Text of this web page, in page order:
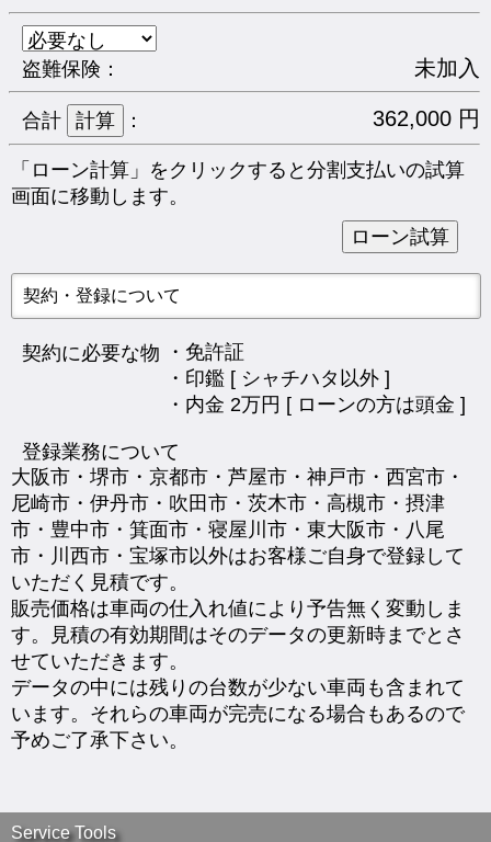
盗難保険： 未加入
合計 ： 362,000 円
「ローン計算」をクリックすると分割支払いの試算
画面に移動します。
契約・登録について
契約に必要な物
・免許証
・印鑑 [ シャチハタ以外 ]
・内金 2万円 [ ローンの方は頭金 ]
登録業務について
大阪市・堺市・京都市・芦屋市・神戸市・西宮市・
尼崎市・伊丹市・吹田市・茨木市・高槻市・摂津
市・豊中市・箕面市・寝屋川市・東大阪市・八尾
市・川西市・宝塚市以外はお客様ご自身で登録して
いただく見積です。
販売価格は車両の仕入れ値により予告無く変動しま
す。見積の有効期間はそのデータの更新時までとさ
せていただきます。
データの中には残りの台数が少ない車両も含まれて
います。それらの車両が完売になる場合もあるので
予めご了承下さい。
Service Tools